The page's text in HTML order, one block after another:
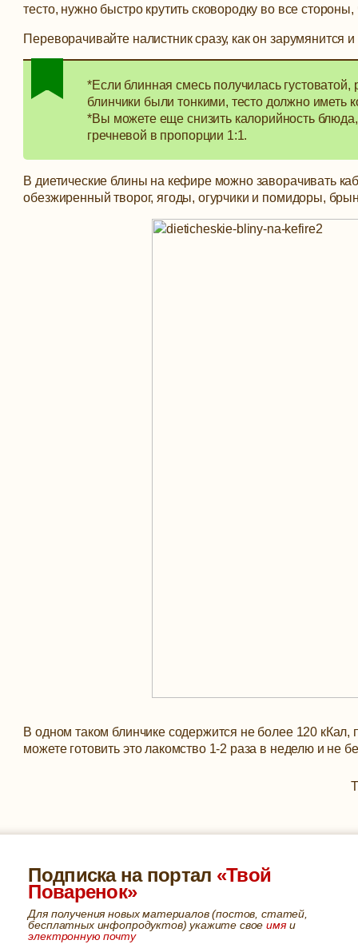
тесто, нужно быстро крутить сковородку во все
Переворачивайте налистник сразу, как он зарумянится
*Если блинная смесь получилась
блинчики были тонкими, тесто должно иметь
*Вы можете еще снизить калорийность
гречневой в пропорции 1:1.
В диетические блины на кефире можно заворачивать
обезжиренный творог, ягоды, огурчики и помидоры,
В одном таком блинчике содержится не более 120
можете готовить это лакомство 1-2 раза в неделю и не
Подписка на портал «Твой
Поваренок»
Для получения новых материалов (постов, статей,
бесплатных инфопродуктов) укажите своеимяи
электронную почту